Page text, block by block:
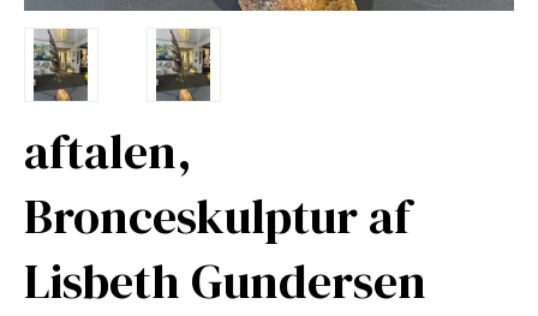
aftalen,
Bronceskulptur af
Lisbeth Gundersen